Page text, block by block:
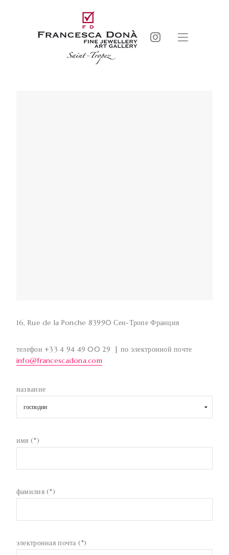
16, Rue de la Ponche 83990 Сен-Тропе Франция
телефон +33 4 94 49 00 29 | по электронной почте
info@francescadona.com
название
имя (*)
фамилия (*)
электронная почта (*)